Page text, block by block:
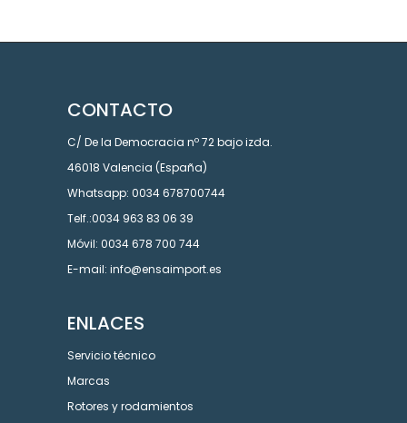
CONTACTO
C/ De la Democracia nº 72 bajo izda.
46018 Valencia (España)
Whatsapp: 0034 678700744
Telf.:0034 963 83 06 39
Móvil: 0034 678 700 744
E-mail: info@ensaimport.es
ENLACES
Servicio técnico
Marcas
Rotores y rodamientos